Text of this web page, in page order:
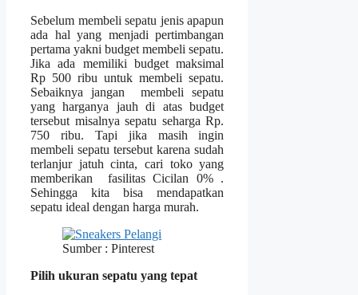
Sebelum membeli sepatu jenis apapun
ada hal yang menjadi pertimbangan
pertama yakni budget membeli sepatu.
Jika ada memiliki budget maksimal
Rp 500 ribu untuk membeli sepatu.
Sebaiknya jangan membeli sepatu
yang harganya jauh di atas budget
tersebut misalnya sepatu seharga Rp.
750 ribu. Tapi jika masih ingin
membeli sepatu tersebut karena sudah
terlanjur jatuh cinta, cari toko yang
memberikan fasilitas Cicilan 0% .
Sehingga kita bisa mendapatkan
sepatu ideal dengan harga murah.
Sumber : Pinterest
Pilih ukuran sepatu yang tepat